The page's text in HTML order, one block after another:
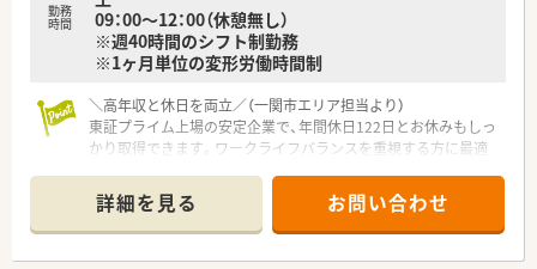
勤務
時間
09：00～12：00（休憩無し）
※週40時間のシフト制勤務
※1ヶ月単位の変形労働時間制
＼高年収と休日を両立／（一関市エリア担当より）
東証プライム上場の安定企業で、年間休日122日とお休みもしっ
かり取得できます。ワークライフバランスを重視する方に最適
＊------------------------------------------＊
【店舗情報と応需状況について】
■最寄り駅から徒歩約10分という好立地にあり、公共交通機関
詳細を見る お問い合わせ